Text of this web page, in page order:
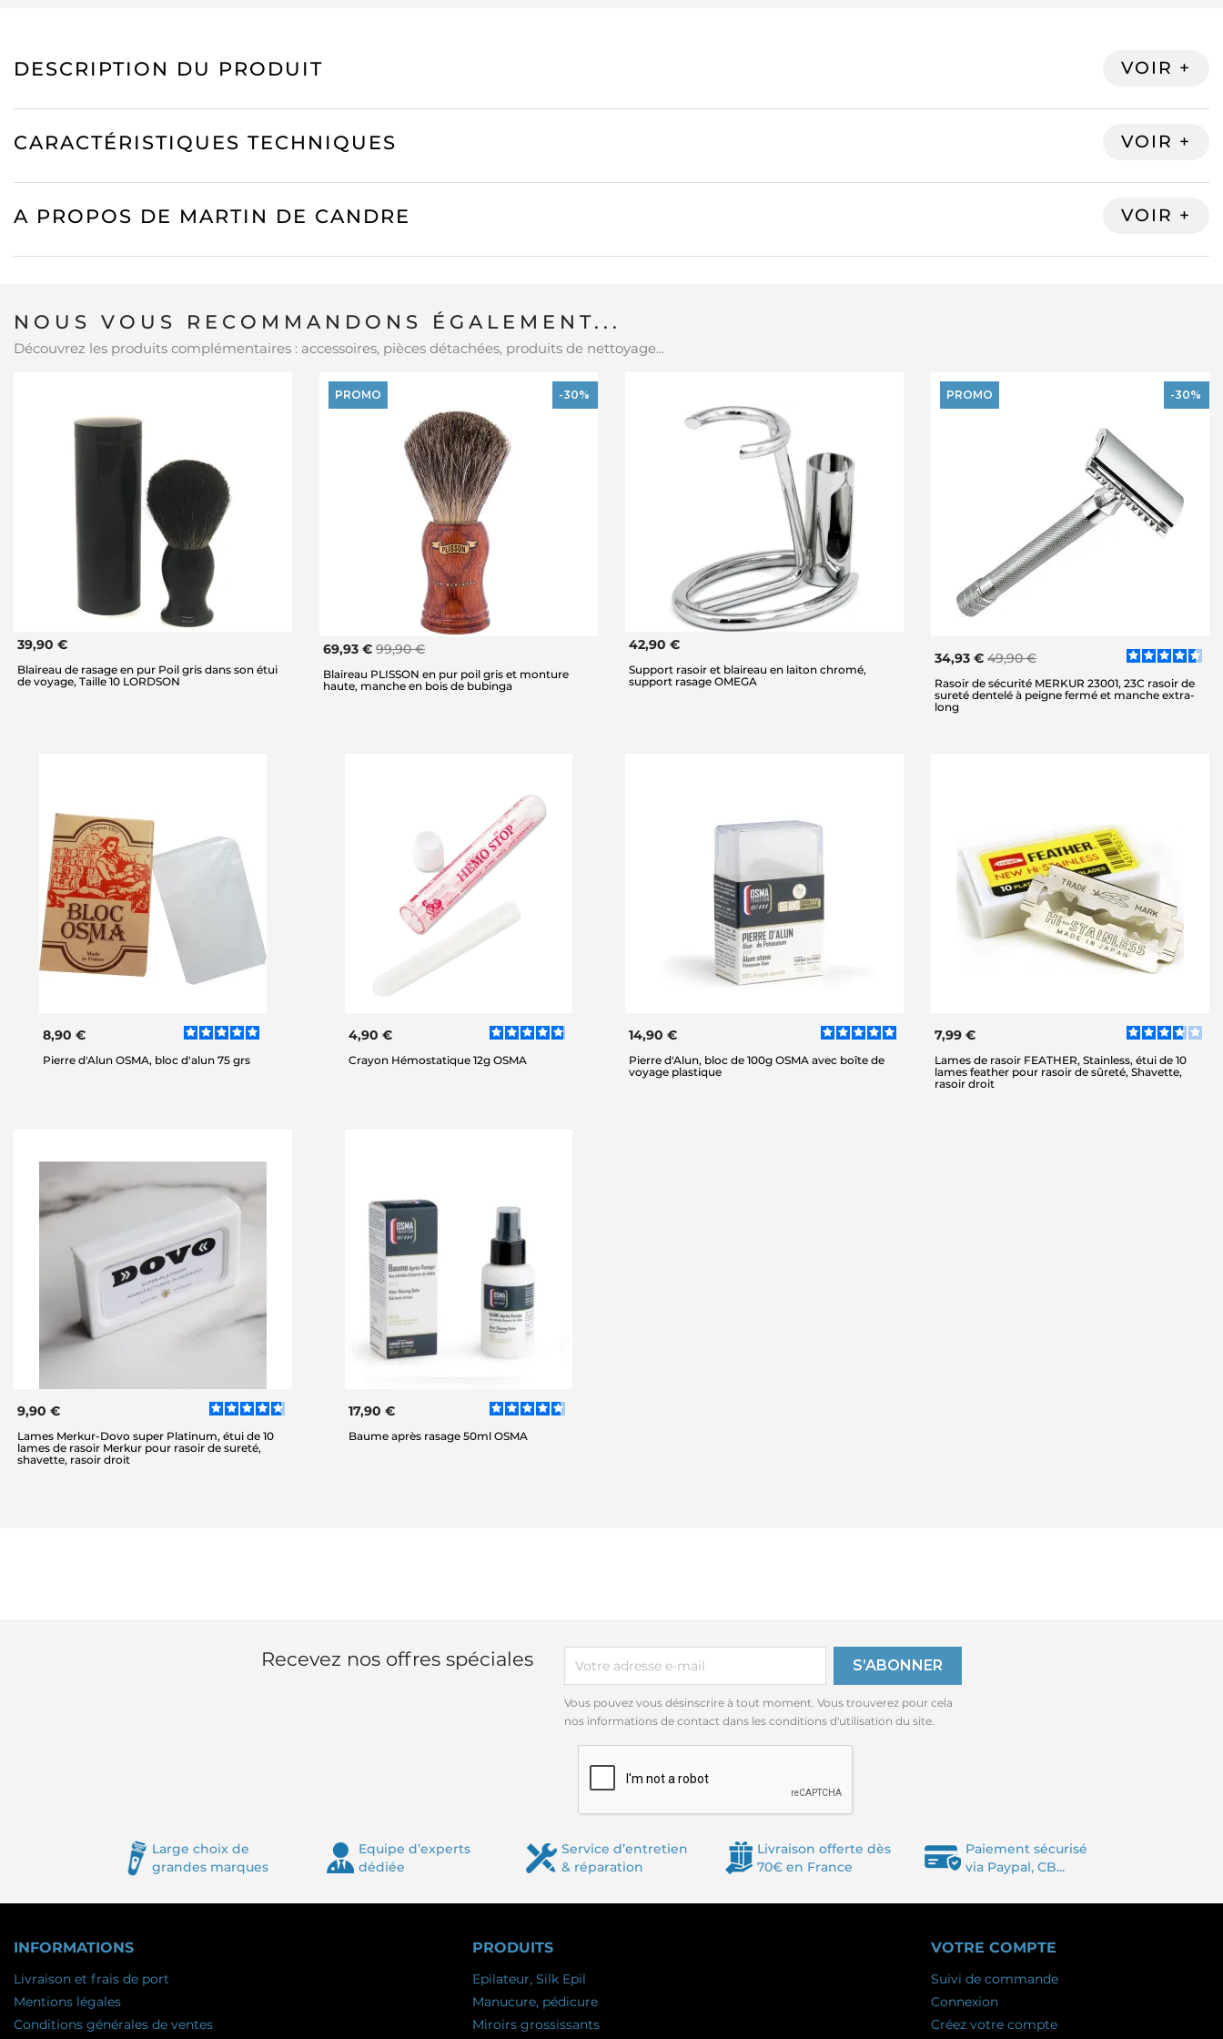
DESCRIPTION DU PRODUIT
CARACTÉRISTIQUES TECHNIQUES
A PROPOS DE MARTIN DE CANDRE
NOUS VOUS RECOMMANDONS ÉGALEMENT...
Découvrez les produits complémentaires : accessoires, pièces détachées, produits de nettoyage...
39,90 €
Blaireau de rasage en pur Poil gris dans son étui
de voyage, Taille 10 LORDSON
PROMO -30%
69,93 € 99,90 €
Blaireau PLISSON en pur poil gris et monture
haute, manche en bois de bubinga
42,90 €
Support rasoir et blaireau en laiton chromé,
support rasage OMEGA
PROMO -30%
34,93 € 49,90 €
Rasoir de sécurité MERKUR 23001, 23C rasoir de
sureté dentelé à peigne fermé et manche extra-
long
8,90 €
Pierre d'Alun OSMA, bloc d'alun 75 grs
4,90 €
Crayon Hémostatique 12g OSMA
14,90 €
Pierre d'Alun, bloc de 100g OSMA avec boîte de
voyage plastique
7,99 €
Lames de rasoir FEATHER, Stainless, étui de 10
lames feather pour rasoir de sûreté, Shavette,
rasoir droit
9,90 €
Lames Merkur-Dovo super Platinum, étui de 10
lames de rasoir Merkur pour rasoir de sureté,
shavette, rasoir droit
17,90 €
Baume après rasage 50ml OSMA
Recevez nos offres spéciales
Vous pouvez vous désinscrire à tout moment. Vous trouverez pour cela
nos informations de contact dans les conditions d'utilisation du site.
Large choix de
grandes marques
Equipe d’experts
dédiée
Service d’entretien
& réparation
Livraison offerte dès
70€ en France
Paiement sécurisé
via Paypal, CB...
INFORMATIONS
Livraison et frais de port
Mentions légales
Conditions générales de ventes
PRODUITS
Epilateur, Silk Epil
Manucure, pédicure
Miroirs grossissants
VOTRE COMPTE
Suivi de commande
Connexion
Créez votre compte